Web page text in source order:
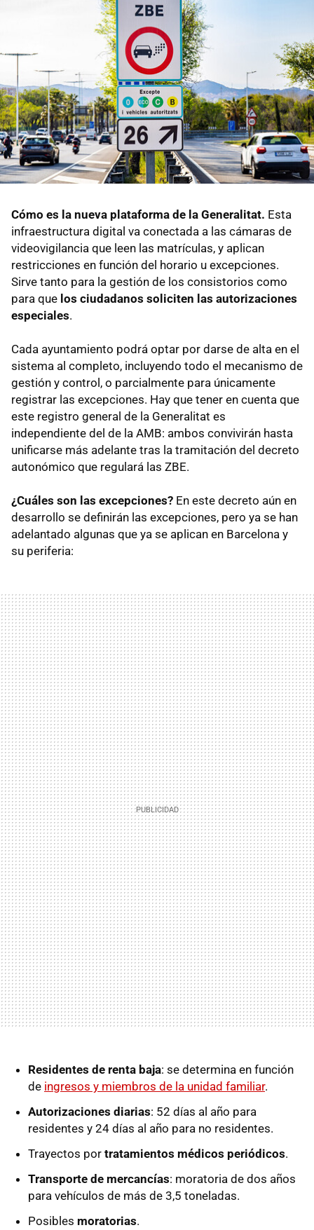
Cómo es la nueva plataforma de la Generalitat. Esta
infraestructura digital va conectada a las cámaras de
videovigilancia que leen las matrículas, y aplican
restricciones en función del horario u excepciones.
Sirve tanto para la gestión de los consistorios como
para que los ciudadanos soliciten las autorizaciones
especiales.
Cada ayuntamiento podrá optar por darse de alta en el
sistema al completo, incluyendo todo el mecanismo de
gestión y control, o parcialmente para únicamente
registrar las excepciones. Hay que tener en cuenta que
este registro general de la Generalitat es
independiente del de la AMB: ambos convivirán hasta
unificarse más adelante tras la tramitación del decreto
autonómico que regulará las ZBE.
¿Cuáles son las excepciones? En este decreto aún en
desarrollo se definirán las excepciones, pero ya se han
adelantado algunas que ya se aplican en Barcelona y
su periferia:
Residentes de renta baja: se determina en función
de ingresos y miembros de la unidad familiar.
Autorizaciones diarias: 52 días al año para
residentes y 24 días al año para no residentes.
Trayectos por tratamientos médicos periódicos.
Transporte de mercancías: moratoria de dos años
para vehículos de más de 3,5 toneladas.
Posibles moratorias.